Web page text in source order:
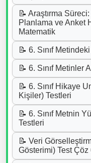
📝 Araştırma
Planlama ve Anket
Matematik
📝 6. Sınıf
📝 6. Sınıf Metinler
📝 6. Sınıf Hikaye
Kişiler) Testleri
📝 6. Sınıf Metnin
Testleri
📝 Veri
Gösterimi) Test Çöz